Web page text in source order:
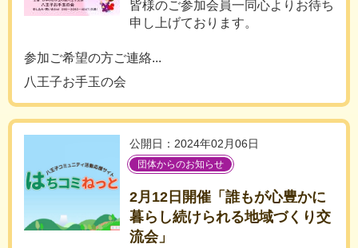
皆様のご参加会員一同心よりお待ち
申し上げております。
参加ご希望の方ご連絡...
八王子お手玉の会
公開日：2024年02月06日
団体からのお知らせ
2月12日開催「誰もが心豊かに
暮らし続けられる地域づくり交
流会」